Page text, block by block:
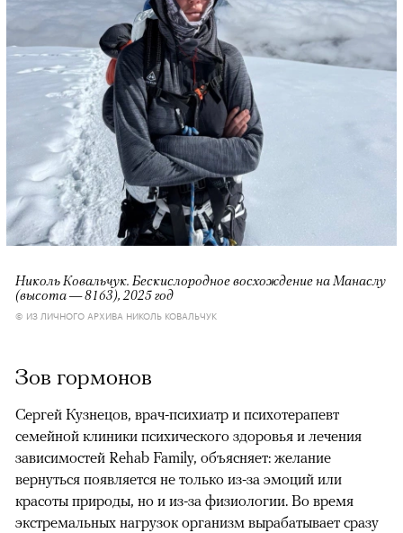
Николь Ковальчук. Бескислородное восхождение на Манаслу
(высота — 8163), 2025 год
© ИЗ ЛИЧНОГО АРХИВА НИКОЛЬ КОВАЛЬЧУК
Зов гормонов
Сергей Кузнецов, врач-психиатр и психотерапевт
семейной клиники психического здоровья и лечения
зависимостей Rehab Family, объясняет: желание
вернуться появляется не только из-за эмоций или
красоты природы, но и из-за физиологии. Во время
экстремальных нагрузок организм вырабатывает сразу